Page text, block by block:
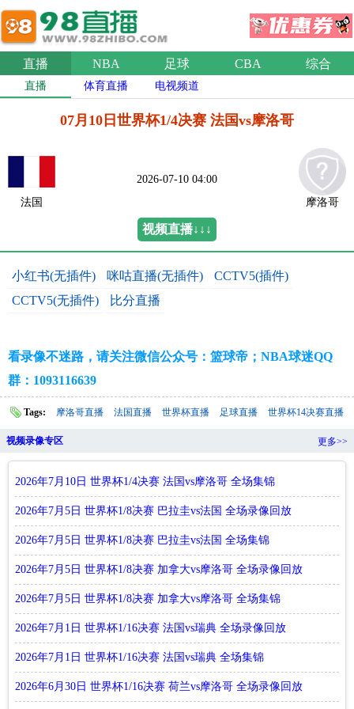
直播 NBA 足球 CBA 综合
直播 体育直播 电视频道
07月10日世界杯1/4决赛 法国vs摩洛哥
法国
2026-07-10 04:00
摩洛哥
视频直播↓↓↓
小红书(无插件) 咪咕直播(无插件)
CCTV5(插件)
CCTV5(无插件)
比分直播
看录像不迷路，请关注微信公众号：篮球帝；NBA球迷QQ
群：1093116639
Tags: 摩洛哥直播 法国直播 世界杯直播 足球直播 世界杯14决赛直播
视频录像专区 更多>>
2026年7月10日 世界杯1/4决赛 法国vs摩洛哥 全场集锦
2026年7月5日 世界杯1/8决赛 巴拉圭vs法国 全场录像回放
2026年7月5日 世界杯1/8决赛 巴拉圭vs法国 全场集锦
2026年7月5日 世界杯1/8决赛 加拿大vs摩洛哥 全场录像回放
2026年7月5日 世界杯1/8决赛 加拿大vs摩洛哥 全场集锦
2026年7月1日 世界杯1/16决赛 法国vs瑞典 全场录像回放
2026年7月1日 世界杯1/16决赛 法国vs瑞典 全场集锦
2026年6月30日 世界杯1/16决赛 荷兰vs摩洛哥 全场录像回放